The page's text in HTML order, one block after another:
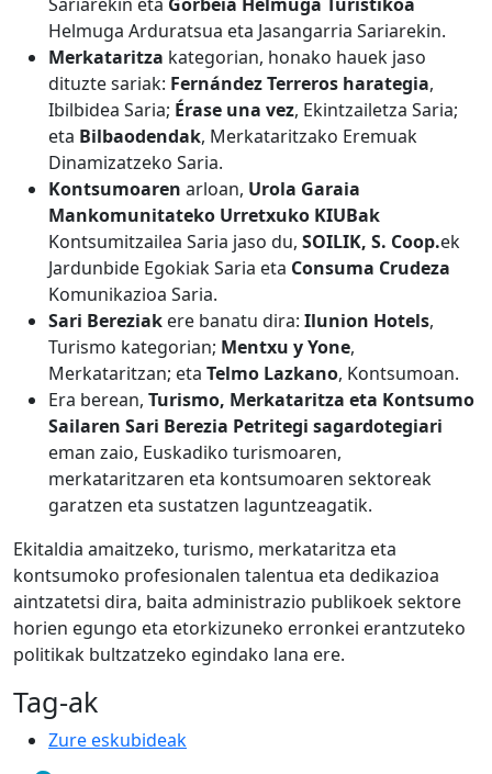
Helmuga Arduratsua eta Jasangarria Sariarekin.
Merkataritza kategorian, honako hauek jaso
dituzte sariak: Fernández Terreros harategia,
Ibilbidea Saria; Érase una vez, Ekintzailetza Saria;
eta Bilbaodendak, Merkataritzako Eremuak
Dinamizatzeko Saria.
Kontsumoaren arloan, Urola Garaia
Mankomunitateko Urretxuko KIUBak
Kontsumitzailea Saria jaso du, SOILIK, S. Coop.ek
Jardunbide Egokiak Saria eta Consuma Crudeza
Komunikazioa Saria.
Sari Bereziak ere banatu dira: Ilunion Hotels,
Turismo kategorian; Mentxu y Yone,
Merkataritzan; eta Telmo Lazkano, Kontsumoan.
Era berean, Turismo, Merkataritza eta Kontsumo
Sailaren Sari Berezia Petritegi sagardotegiari
eman zaio, Euskadiko turismoaren,
merkataritzaren eta kontsumoaren sektoreak
garatzen eta sustatzen laguntzeagatik.
Ekitaldia amaitzeko, turismo, merkataritza eta
kontsumoko profesionalen talentua eta dedikazioa
aintzatetsi dira, baita administrazio publikoek sektore
horien egungo eta etorkizuneko erronkei erantzuteko
politikak bultzatzeko egindako lana ere.
Tag-ak
Zure eskubideak